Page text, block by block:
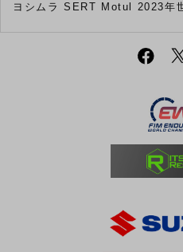
ヨシムラ SERT Motul 2023年